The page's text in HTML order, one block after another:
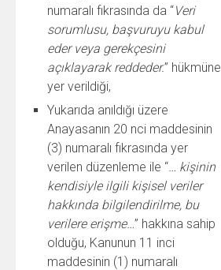
numaralı fıkrasında da “Veri
sorumlusu, başvuruyu kabul
eder veya gerekçesini
açıklayarak reddeder.” hükmüne
yer verildiği,
Yukarıda anıldığı üzere
Anayasanın 20 nci maddesinin
(3) numaralı fıkrasında yer
verilen düzenleme ile “… kişinin
kendisiyle ilgili kişisel veriler
hakkında bilgilendirilme, bu
verilere erişme…” hakkına sahip
olduğu, Kanunun 11 inci
maddesinin (1) numaralı